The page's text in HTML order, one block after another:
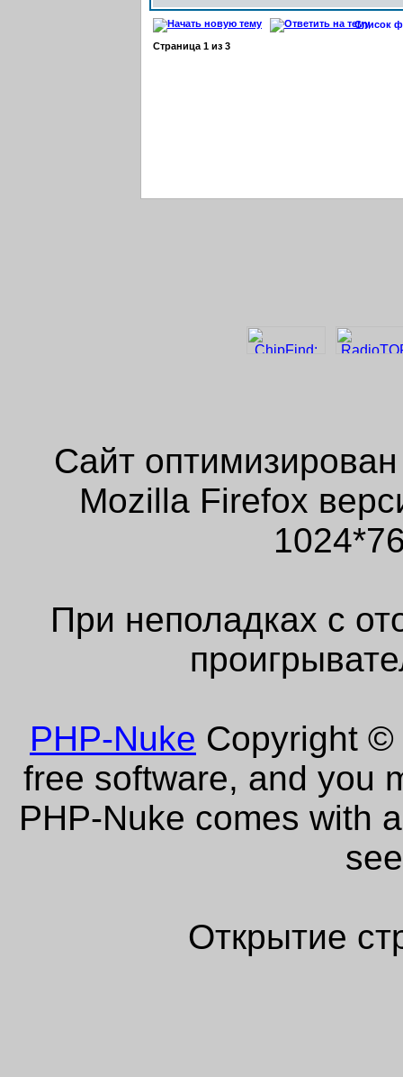
Список
Страница 1 из 3
Сайт
Mozilla Firefox
При неполадках с
PHP-Nuke Copyright ©
free software, and you
PHP-Nuke comes with
Открытие